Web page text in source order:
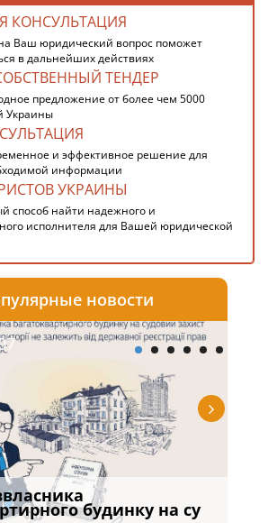
КОНСУЛЬТАЦИЯ
Ваш юридический вопрос поможет
в дальнейших действиях
ТЕНДЕР
предложение от более чем 5000
Украины
и эффективное решение для
информации
УКРАИНЫ
способ найти надежного и
исполнителя для Вашей юридической
новости
будинку на су